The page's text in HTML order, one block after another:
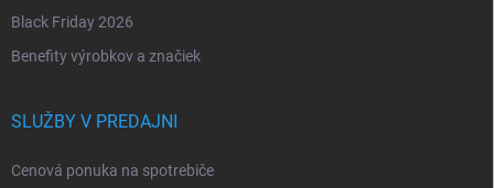
Black Friday 2026
Benefity výrobkov a značiek
SLUŽBY V PREDAJNI
Cenová ponuka na spotrebiče